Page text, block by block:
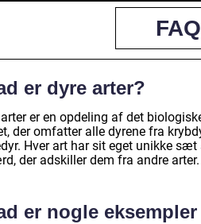
FAQ
er dyre arter?
er en opdeling af det
der omfatter alle dyrene fra
Hver art har sit eget unikke
der adskiller dem fra andre arter.
er nogle